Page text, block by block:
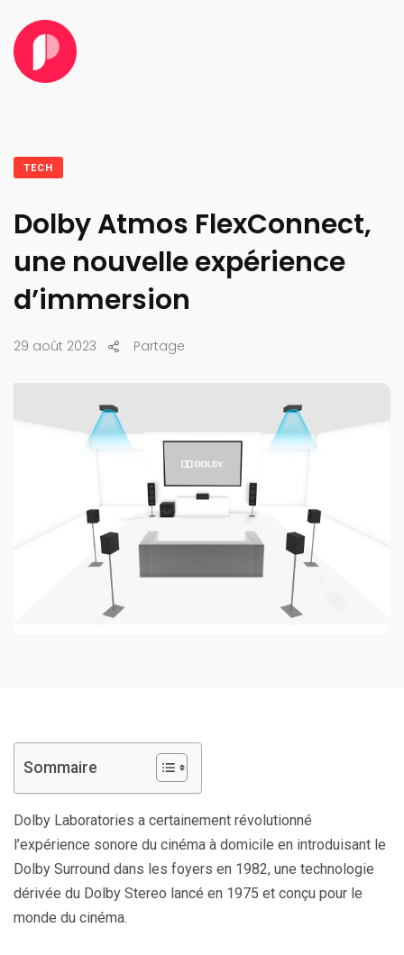
TECH
Dolby Atmos FlexConnect,
une nouvelle expérience
d’immersion
29 août 2023 Partage
Sommaire
Dolby Laboratories a certainement révolutionné
l’expérience sonore du cinéma à domicile en introduisant le
Dolby Surround dans les foyers en 1982, une technologie
dérivée du Dolby Stereo lancé en 1975 et conçu pour le
monde du cinéma.